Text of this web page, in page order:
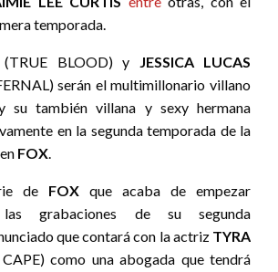
temporada.
(TRUE BLOOD) y JESSICA LUCAS
serán el multimillonario villano
su también villana y sexy hermana
en la segunda temporada de la
en FOX.
de FOX que acaba de empezar
las grabaciones de su segunda
que contará con la actriz TYRA
como una abogada que tendrá